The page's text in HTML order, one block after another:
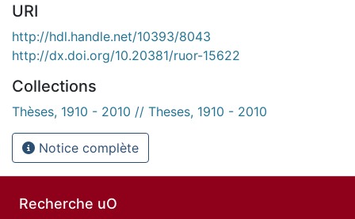
URI
http://hdl.handle.net/10393/8043
http://dx.doi.org/10.20381/ruor-15622
Collections
Thèses, 1910 - 2010 // Theses, 1910 - 2010
Notice complète
Recherche uO